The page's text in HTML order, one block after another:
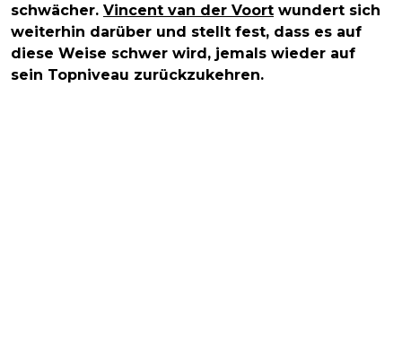
schwächer. Vincent van der Voort wundert sich
weiterhin darüber und stellt fest, dass es auf
diese Weise schwer wird, jemals wieder auf
sein Topniveau zurückzukehren.